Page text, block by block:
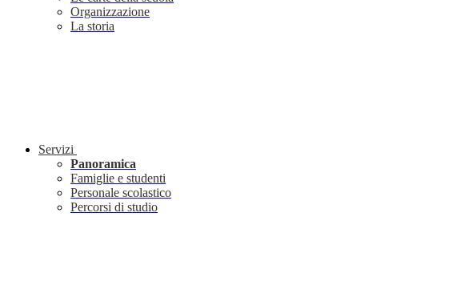
Organizzazione
La storia
Servizi
Panoramica
Famiglie e studenti
Personale scolastico
Percorsi di studio